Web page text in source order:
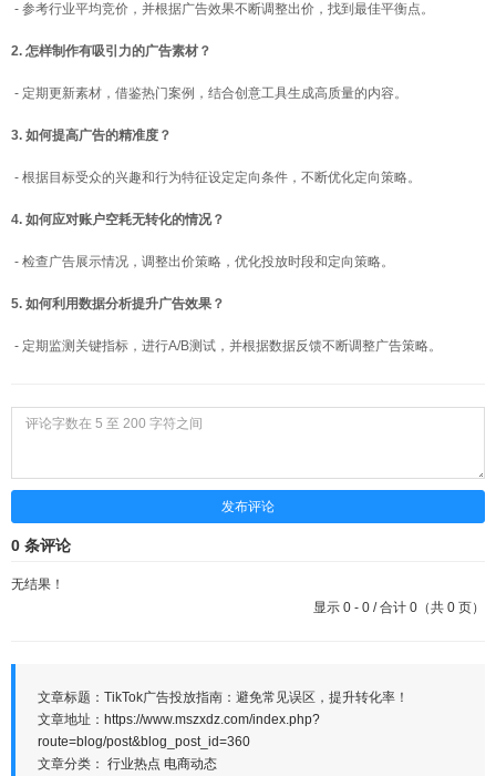
- 参考行业平均竞价，并根据广告效果不断调整出价，找到最佳平衡点。
2. 怎样制作有吸引力的广告素材？
- 定期更新素材，借鉴热门案例，结合创意工具生成高质量的内容。
3. 如何提高广告的精准度？
- 根据目标受众的兴趣和行为特征设定定向条件，不断优化定向策略。
4. 如何应对账户空耗无转化的情况？
- 检查广告展示情况，调整出价策略，优化投放时段和定向策略。
5. 如何利用数据分析提升广告效果？
- 定期监测关键指标，进行A/B测试，并根据数据反馈不断调整广告策略。
发布评论
0 条评论
无结果！
显示 0 - 0 / 合计 0（共 0 页）
文章标题：TikTok广告投放指南：避免常见误区，提升转化率！
文章地址： https://www.mszxdz.com/index.php?
route=blog/post&blog_post_id=360
文章分类： 行业热点 电商动态